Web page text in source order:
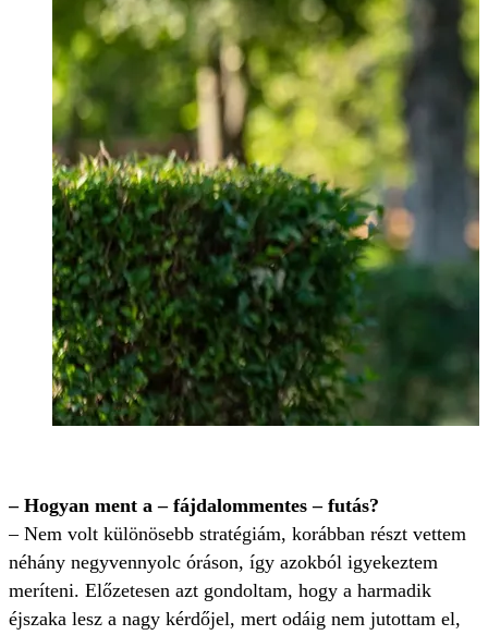
– Hogyan ment a – fájdalommentes – futás?
– Nem volt különösebb stratégiám, korábban részt vettem
néhány negyvennyolc óráson, így azokból igyekeztem
meríteni. Előzetesen azt gondoltam, hogy a harmadik
éjszaka lesz a nagy kérdőjel, mert odáig nem jutottam el,